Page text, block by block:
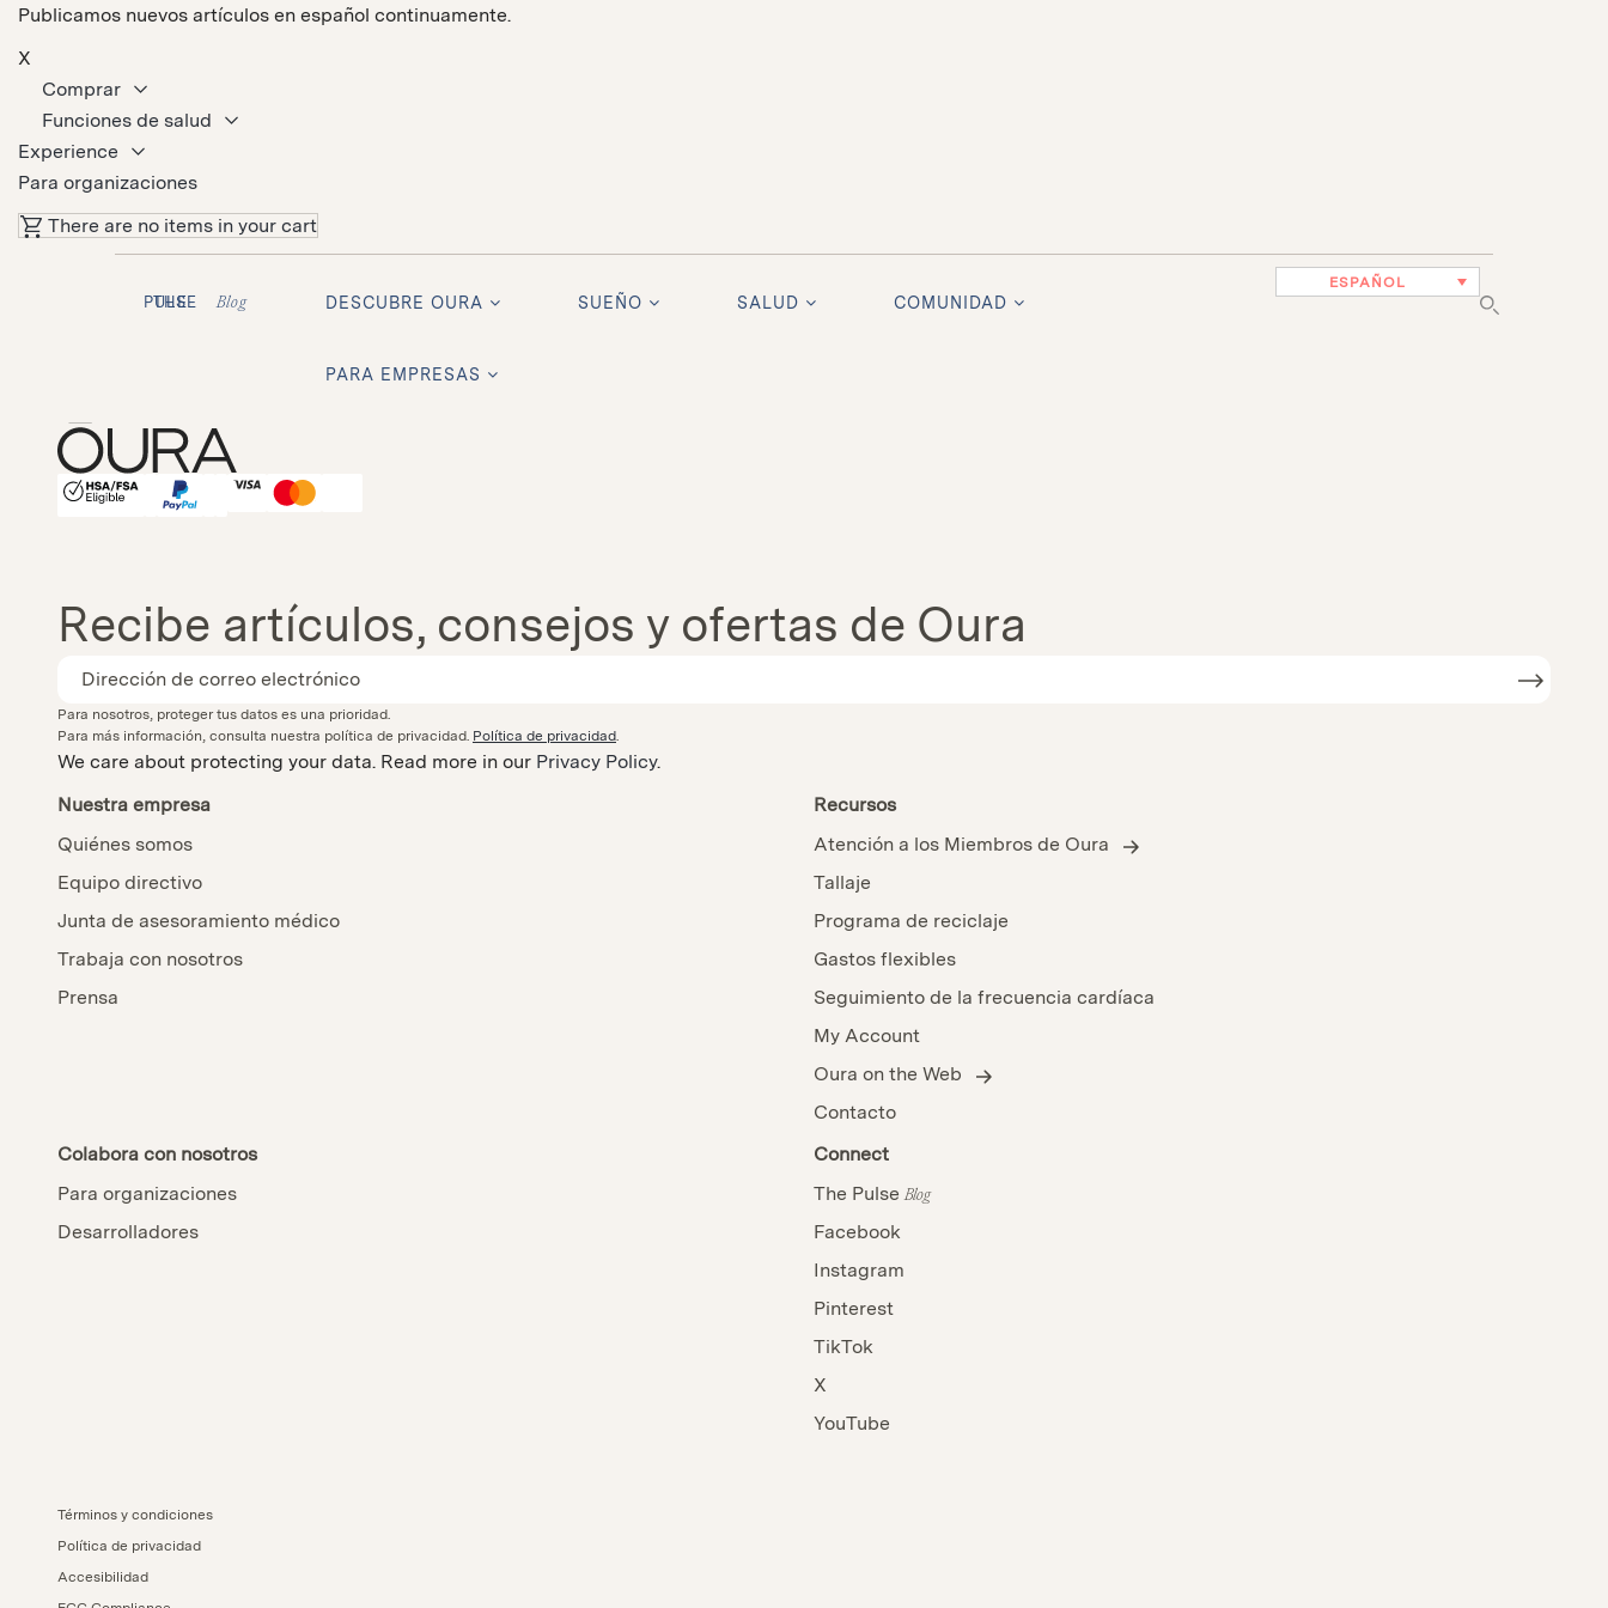
Publicamos nuevos artículos en español continuamente.
X
Comprar
Funciones de salud
Experience
Para organizaciones
There are no items in your cart
THE PULSE Blog DESCUBRE OURA SUEÑO SALUD COMUNIDAD
PARA EMPRESAS
ESPAÑOL
Looks Like Nothing Came Up!
HSA/FSA Eligible
Affirm
Recibe artículos, consejos y ofertas de Oura
Para nosotros, proteger tus datos es una prioridad.
Para más información, consulta nuestra política de privacidad. Política de privacidad.
We care about protecting your data. Read more in our Privacy Policy.
Nuestra empresa
Quiénes somos
Equipo directivo
Junta de asesoramiento médico
Trabaja con nosotros
Prensa
Recursos
Atención a los Miembros de Oura
Tallaje
Programa de reciclaje
Gastos flexibles
Seguimiento de la frecuencia cardíaca
My Account
Oura on the Web
Contacto
Colabora con nosotros
Para organizaciones
Desarrolladores
Connect
The PulseBlog
Facebook
Instagram
Pinterest
TikTok
X
YouTube
Términos y condiciones
Política de privacidad
Accesibilidad